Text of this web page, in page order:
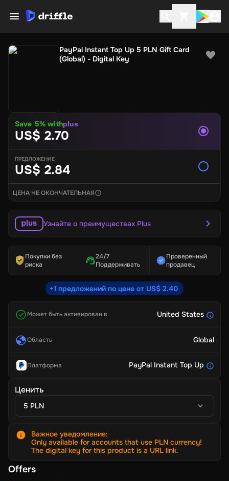
PayPal Instant Top Up 5 PLN Gift Card
(Global) - Digital Key
Save 5% withplus
US$ 2.70
ПРЕДЛОЖЕНИЕ
US$ 2.84
ЦЕНА НЕ ОКОНЧАТЕЛЬНАЯ
Узнайте о преимуществах Plus
Покупки без
риска
24/7
Поддерживать
Проверенный
продавец
+1 предложений по цене от US$ 2.40
Может быть активирован в United States
Область Global
Платформа PayPal Instant Top Up
Ценить
5 PLN
Важное уведомление:
Only available for accounts that use PLN currency!
The digital key for this product is a URL link.
Offers